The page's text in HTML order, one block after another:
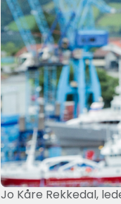
Jo Kåre Rekkedal,